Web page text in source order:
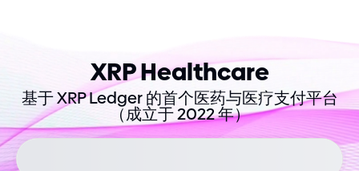
XRP Healthcare
基于 XRP Ledger 的首个医药与医疗支付平台
（成立于 2022 年）